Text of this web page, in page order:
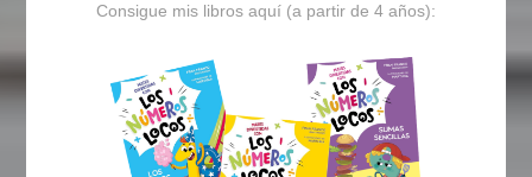
Consigue mis libros aquí (a partir de 4 años):